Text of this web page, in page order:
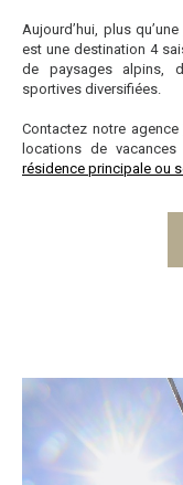
Aujourd’hui, plus qu’une
est une destination 4
de paysages alpins,
sportives diversifiées.
Contactez notre agence
locations de
résidence principale ou